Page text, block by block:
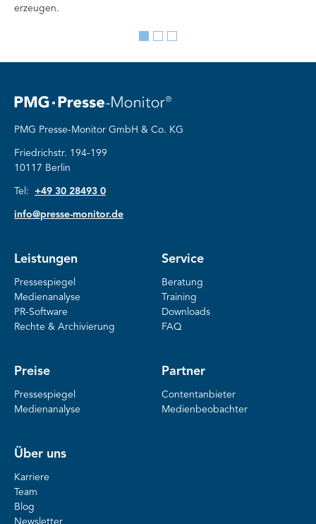
erzeugen.
Go
slide
Go
slide
Go
slide
PMG Presse-Monitor GmbH & Co. KG
Friedrichstr. 194-199
10117 Berlin
Tel: +49 30 28493 0
info@presse-monitor.de
Leistungen
Pressespiegel
Medienanalyse
PR-Software
Rechte & Archivierung
Service
Beratung
Training
Downloads
FAQ
Preise
Pressespiegel
Medienanalyse
Partner
Contentanbieter
Medienbeobachter
Über uns
Karriere
Team
Blog
Newsletter